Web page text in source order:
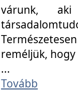
várunk, aki
reméljük,
...
Tovább